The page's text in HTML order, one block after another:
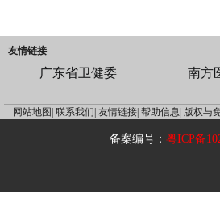
友情链接
广东省卫健委 南方
网站地图| 联系我们| 友情链接| 帮助信息| 版权与
备案编号：粤ICP备